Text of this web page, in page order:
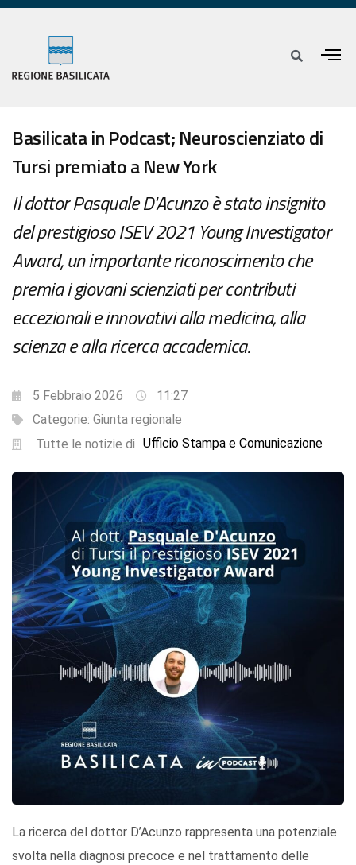
Basilicata in Podcast; Neuroscienziato di
Tursi premiato a New York
Il dottor Pasquale D'Acunzo è stato insignito
del prestigioso ISEV 2021 Young Investigator
Award, un importante riconoscimento che
premia i giovani scienziati per contributi
eccezionali e innovativi alla medicina, alla
scienza e alla ricerca accademica.
5 Febbraio 2026
11:27
Categorie: Giunta regionale
Tutte le notizie di Ufficio Stampa e Comunicazione
La ricerca del dottor D’Acunzo rappresenta una potenziale
svolta nella diagnosi precoce e nel trattamento delle